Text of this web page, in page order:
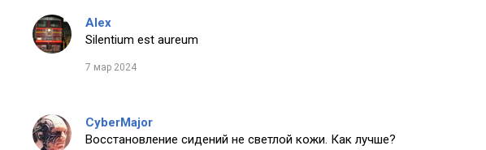
Alex
Silentium est aureum
7 мар 2024
CyberMajor
Восстановление сидений не светлой кожи. Как лучше?